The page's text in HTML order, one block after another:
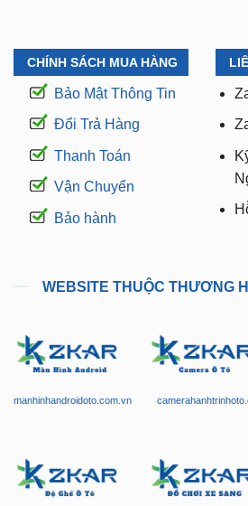
CHÍNH SÁCH MUA HÀNG
Bảo Mật Thông Tin
Đổi Trả Hàng
Thanh Toán
Vận Chuyển
Bảo hành
WEBSITE THUỘC THƯƠNG
manhinhandroidoto.com.vn